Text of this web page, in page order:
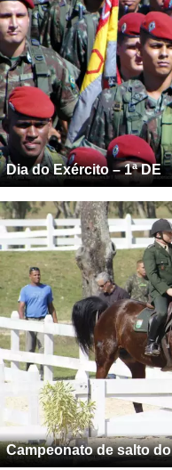
Dia do Exército – 1ª DE
Campeonato de salto